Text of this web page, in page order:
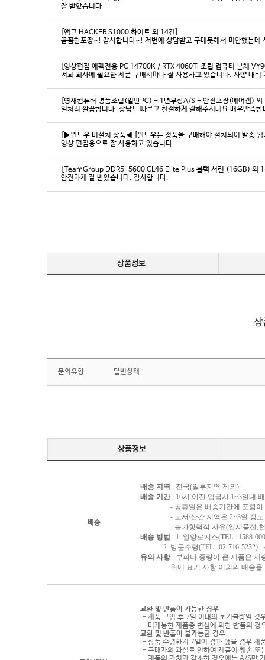
잘 받았습니다
[앱코 HACKER S1000 화이트 외 14건]
꼼꼼한포장~! 감사합니다~! 저번에 상담받고 구매못해서 미안했는
[영상편집 에펙전용 PC 14700K / RTX 4060Ti 조립 컴퓨터 본체
[영재컴퓨터 명품조립(일반PC) + 1년무상A/S + 안전포장(에어캡)
일처리 깔끔합니다. 상담도 빠르고 친절하게 잘해주시네요 매우만족
[▶윈도우 미설치 상품◀ [윈도우는 정품을 구매해야 설치되어 발송
영상 편집용으로 잘 사용하고 있습니다.
[TeamGroup DDR5-5600 CL46 Elite Plus 블랙 서린 (16GB) 외
안전하게 잘 받았습니다. 감사합니다.
문의유형 답변상태
배송
배송 지역 : 전국(일부지역 제외)
배송 기간 : 16시 이전 입금시 1~3일내
- 공휴일은 배송기간에 포함이
- 도서/산간 지역은 2~3일 정도
- 불가항력적 사유(일시품절,천재
배송 방법 : 1. 일양로지스(TEL : 1588-
2. 방문수령(TEL : 02-716-5232) :
유의 사항: 부피나 중량이 큰 제품은 제
위에 표기 사항 이외의 배송을 원
교환 및 반품이 가능한 경우
- 제품 구입 후 7일 이내의 초기불량일 경
- 미개봉한 제품중 변심에 의한 반품의 경
교환 및 반품이 불가능한 경우
- 상품 수령한지 7일이 경과 했을 경우 제
- 구매자의 과실로 인하여 제품이 훼손 또